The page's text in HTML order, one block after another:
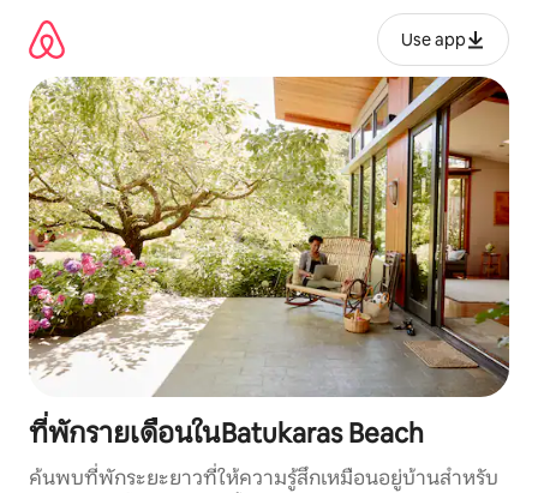
เนื้อหา
Use app
ที่พักรายเดือนในBatukaras Beach
ค้นพบที่พักระยะยาวที่ให้ความรู้สึกเหมือนอยู่บ้านสำหรับ